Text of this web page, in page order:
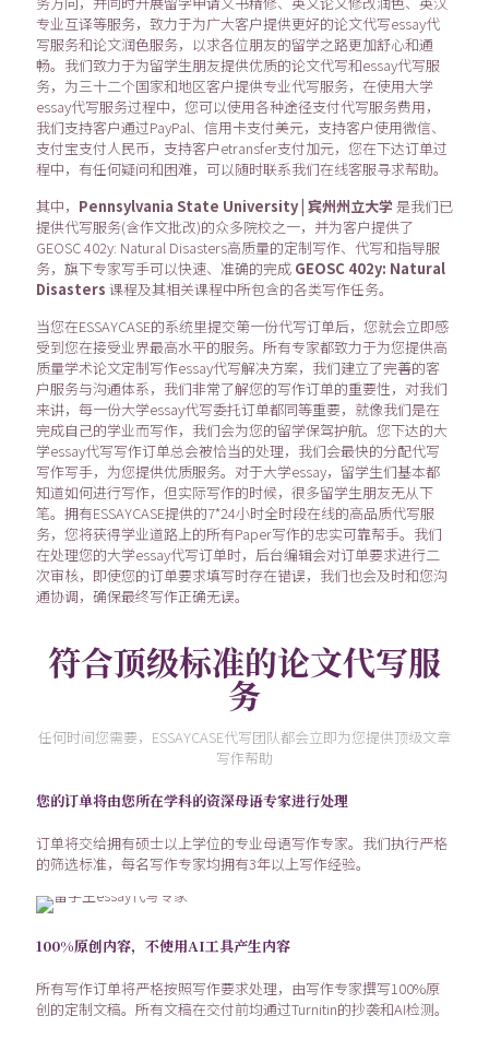
专业互译等服务，致力于为广大客户提供更好的论文代写essay代
写服务和论文润色服务，以求各位朋友的留学之路更加舒心和通
畅。我们致力于为留学生朋友提供优质的论文代写和essay代写服
务，为三十二个国家和地区客户提供专业代写服务，在使用大学
essay代写服务过程中，您可以使用各种途径支付代写服务费用，
我们支持客户通过PayPal、信用卡支付美元，支持客户使用微信、
支付宝支付人民币，支持客户etransfer支付加元，您在下达订单过
程中，有任何疑问和困难，可以随时联系我们在线客服寻求帮助。
其中， Pennsylvania State University | 宾州州立大学 是我们已
提供代写服务(含作文批改)的众多院校之一，并为客户提供了
GEOSC 402y: Natural Disasters高质量的定制写作、代写和指导服
务，旗下专家写手可以快速、准确的完成 GEOSC 402y: Natural
Disasters 课程及其相关课程中所包含的各类写作任务。
当您在ESSAYCASE的系统里提交第一份代写订单后，您就会立即感
受到您在接受业界最高水平的服务。所有专家都致力于为您提供高
质量学术论文定制写作essay代写解决方案，我们建立了完善的客
户服务与沟通体系，我们非常了解您的写作订单的重要性，对我们
来讲，每一份大学essay代写委托订单都同等重要，就像我们是在
完成自己的学业而写作，我们会为您的留学保驾护航。您下达的大
学essay代写写作订单总会被恰当的处理，我们会最快的分配代写
写作写手，为您提供优质服务。对于大学essay，留学生们基本都
知道如何进行写作，但实际写作的时候，很多留学生朋友无从下
笔。拥有ESSAYCASE提供的7*24小时全时段在线的高品质代写服
务，您将获得学业道路上的所有Paper写作的忠实可靠帮手。我们
在处理您的大学essay代写订单时，后台编辑会对订单要求进行二
次审核，即使您的订单要求填写时存在错误，我们也会及时和您沟
通协调，确保最终写作正确无误。
符合顶级标准的论文代写服
务
任何时间您需要，ESSAYCASE代写团队都会立即为您提供顶级文章
写作帮助
您的订单将由您所在学科的资深母语专家进行处理
订单将交给拥有硕士以上学位的专业母语写作专家。我们执行严格
的筛选标准，每名写作专家均拥有3年以上写作经验。
100%原创内容，不使用AI工具产生内容
所有写作订单将严格按照写作要求处理，由写作专家撰写100%原
创的定制文稿。所有文稿在交付前均通过Turnitin的抄袭和AI检测。